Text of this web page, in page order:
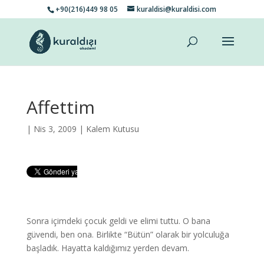
+90(216)449 98 05 kuraldisi@kuraldisi.com
Affettim
| Nis 3, 2009 | Kalem Kutusu
Sonra içimdeki çocuk geldi ve elimi tuttu. O bana
güvendi, ben ona. Birlikte “Bütün” olarak bir yolculuğa
başladık. Hayatta kaldığımız yerden devam.